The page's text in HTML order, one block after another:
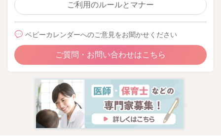
ご利用のルールとマナー
ベビーカレンダーへのご意見をお聞かせください
ご質問・お問い合わせはこちら